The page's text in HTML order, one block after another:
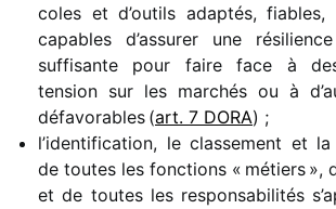
coles et d’outils adap­tés,
capables d’assurer une
suffi­sante pour faire face à
tension sur les marchés ou à
défa­vo­rables (art. 7 DORA) ;
l’identification, le clas­se­ment et
de toutes les fonc­tions « métiers »,
et de toutes les respon­sa­bi­li­tés